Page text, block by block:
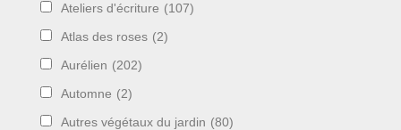
Ateliers d'écriture (107)
Atlas des roses (2)
Aurélien (202)
Automne (2)
Autres végétaux du jardin (80)